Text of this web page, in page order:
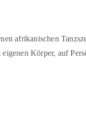
afrikanischen
Körper, auf